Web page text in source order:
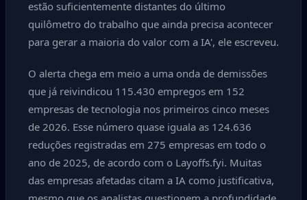
estão suficientemente distantes do último
quilômetro do trabalho que ainda precisa acontecer
para gerar a maioria do valor com a IA', ele escreveu.
O alerta chega em meio a uma onda de demissões
que já reivindicou 115.430 empregos em 152
empresas de tecnologia nos primeiros cinco meses
de 2026. Esse número quase iguala as 124.636
reduções registradas em 275 empresas em todo o
ano de 2025, de acordo com o Layoffs.fyi. Muitas
das empresas afetadas citam a IA como justificativa,